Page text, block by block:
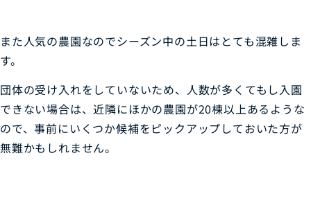
また人気の農園なのでシーズン中の土日はとても混雑しま
す。
団体の受け入れをしていないため、人数が多くてもし入園
できない場合は、近隣にほかの農園が20棟以上あるような
ので、事前にいくつか候補をピックアップしておいた方が
無難かもしれません。